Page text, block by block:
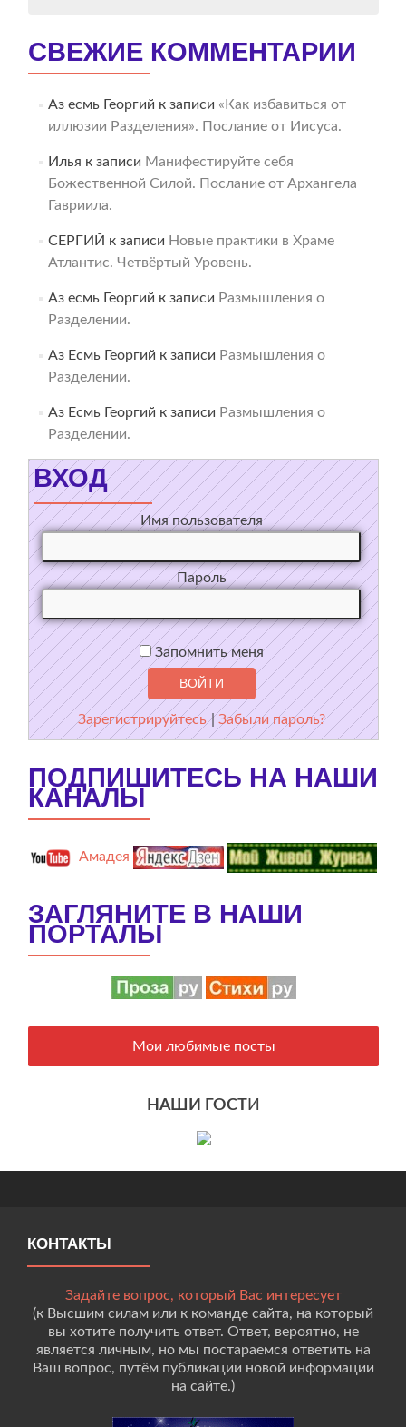
СВЕЖИЕ КОММЕНТАРИИ
Аз есмь Георгий к записи «Как избавиться от
иллюзии Разделения». Послание от Иисуса.
Илья к записи Манифестируйте себя
Божественной Силой. Послание от Архангела
Гавриила.
СЕРГИЙ к записи Новые практики в Храме
Атлантис. Четвёртый Уровень.
Аз есмь Георгий к записи Размышления о
Разделении.
Аз Есмь Георгий к записи Размышления о
Разделении.
Аз Есмь Георгий к записи Размышления о
Разделении.
ВХОД
Имя пользователя
Пароль
Запомнить меня
Зарегистрируйтесь |Забыли пароль?
ПОДПИШИТЕСЬ НА НАШИ
КАНАЛЫ
Амадея
ЗАГЛЯНИТЕ В НАШИ
ПОРТАЛЫ
Мои любимые посты
НАШИ ГОСТИ
КОНТАКТЫ
Задайте вопрос, который Вас интересует
(к Высшим силам или к команде сайта, на который
вы хотите получить ответ. Ответ, вероятно, не
является личным, но мы постараемся ответить на
Ваш вопрос, путём публикации новой информации
на сайте.)